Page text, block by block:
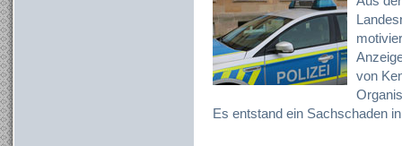
von
Es entstand ein Sachschaden